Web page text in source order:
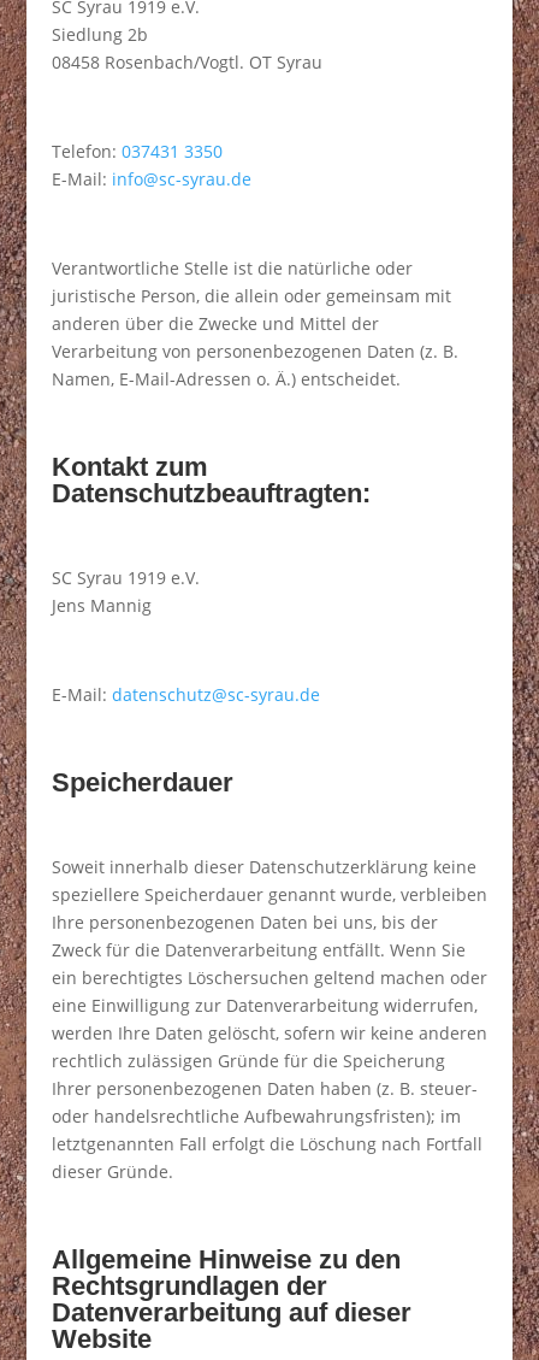
SC Syrau 1919 e.V.
Siedlung 2b
08458 Rosenbach/Vogtl. OT Syrau
Telefon: 037431 3350
E-Mail: info@sc-syrau.de
Verantwortliche Stelle ist die natürliche oder
juristische Person, die allein oder gemeinsam mit
anderen über die Zwecke und Mittel der
Verarbeitung von personenbezogenen Daten (z. B.
Namen, E-Mail-Adressen o. Ä.) entscheidet.
Kontakt zum
Datenschutzbeauftragten:
SC Syrau 1919 e.V.
Jens Mannig
E-Mail: datenschutz@sc-syrau.de
Speicherdauer
Soweit innerhalb dieser Datenschutzerklärung keine
speziellere Speicherdauer genannt wurde, verbleiben
Ihre personenbezogenen Daten bei uns, bis der
Zweck für die Datenverarbeitung entfällt. Wenn Sie
ein berechtigtes Löschersuchen geltend machen oder
eine Einwilligung zur Datenverarbeitung widerrufen,
werden Ihre Daten gelöscht, sofern wir keine anderen
rechtlich zulässigen Gründe für die Speicherung
Ihrer personenbezogenen Daten haben (z. B. steuer-
oder handelsrechtliche Aufbewahrungsfristen); im
letztgenannten Fall erfolgt die Löschung nach Fortfall
dieser Gründe.
Allgemeine Hinweise zu den
Rechtsgrundlagen der
Datenverarbeitung auf dieser
Website